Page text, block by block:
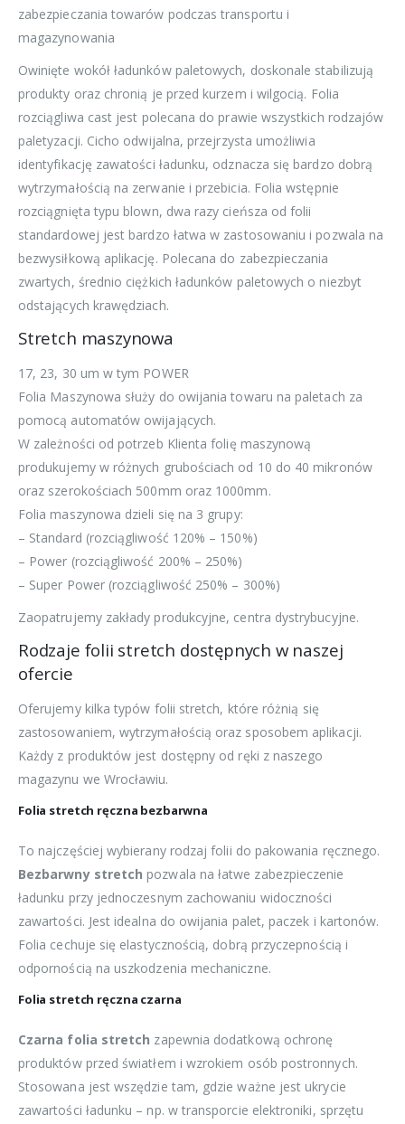
zabezpieczania towarów podczas transportu i
magazynowania
Owinięte wokół ładunków paletowych, doskonale stabilizują
produkty oraz chronią je przed kurzem i wilgocią. Folia
rozciągliwa cast jest polecana do prawie wszystkich rodzajów
paletyzacji. Cicho odwijalna, przejrzysta umożliwia
identyfikację zawatości ładunku, odznacza się bardzo dobrą
wytrzymałością na zerwanie i przebicia. Folia wstępnie
rozciągnięta typu blown, dwa razy cieńsza od folii
standardowej jest bardzo łatwa w zastosowaniu i pozwala na
bezwysiłkową aplikację. Polecana do zabezpieczania
zwartych, średnio ciężkich ładunków paletowych o niezbyt
odstających krawędziach.
Stretch maszynowa
17, 23, 30 um w tym POWER
Folia Maszynowa służy do owijania towaru na paletach za
pomocą automatów owijających.
W zależności od potrzeb Klienta folię maszynową
produkujemy w różnych grubościach od 10 do 40 mikronów
oraz szerokościach 500mm oraz 1000mm.
Folia maszynowa dzieli się na 3 grupy:
– Standard (rozciągliwość 120% – 150%)
– Power (rozciągliwość 200% – 250%)
– Super Power (rozciągliwość 250% – 300%)
Zaopatrujemy zakłady produkcyjne, centra dystrybucyjne.
Rodzaje folii stretch dostępnych w naszej
ofercie
Oferujemy kilka typów folii stretch, które różnią się
zastosowaniem, wytrzymałością oraz sposobem aplikacji.
Każdy z produktów jest dostępny od ręki z naszego
magazynu we Wrocławiu.
Folia stretch ręczna bezbarwna
To najczęściej wybierany rodzaj folii do pakowania ręcznego.
Bezbarwny stretch pozwala na łatwe zabezpieczenie
ładunku przy jednoczesnym zachowaniu widoczności
zawartości. Jest idealna do owijania palet, paczek i kartonów.
Folia cechuje się elastycznością, dobrą przyczepnością i
odpornością na uszkodzenia mechaniczne.
Folia stretch ręczna czarna
Czarna folia stretch zapewnia dodatkową ochronę
produktów przed światłem i wzrokiem osób postronnych.
Stosowana jest wszędzie tam, gdzie ważne jest ukrycie
zawartości ładunku – np. w transporcie elektroniki, sprzętu